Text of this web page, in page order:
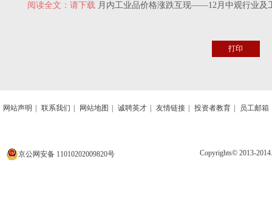
阅读全文：请下载 月内工业品价格涨跌互现——12月中观行业及
打印
网站声明 联系我们 网站地图 诚聘英才 友情链接 投资者教育 员工邮箱
京公网安备 11010202009820号 Copyrights© 2013-